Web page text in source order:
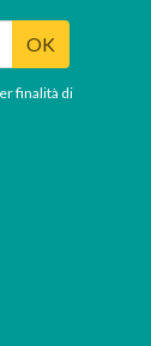
OK
finalità di